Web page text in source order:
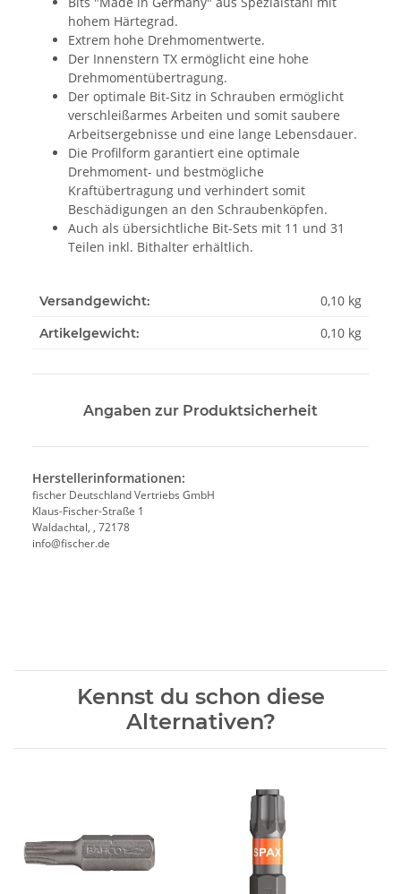
hohem Härtegrad.
Extrem hohe Drehmomentwerte.
Der Innenstern TX ermöglicht eine hohe
Drehmomentübertragung.
Der optimale Bit-Sitz in Schrauben ermöglicht
verschleißarmes Arbeiten und somit saubere
Arbeitsergebnisse und eine lange Lebensdauer.
Die Profilform garantiert eine optimale
Drehmoment- und bestmögliche
Kraftübertragung und verhindert somit
Beschädigungen an den Schraubenköpfen.
Auch als übersichtliche Bit-Sets mit 11 und 31
Teilen inkl. Bithalter erhältlich.
Versandgewicht: 0,10 kg
Artikelgewicht: 0,10 kg
Angaben zur Produktsicherheit
Herstellerinformationen:
fischer Deutschland Vertriebs GmbH
Klaus-Fischer-Straße 1
Waldachtal, , 72178
info@fischer.de
Kennst du schon diese
Alternativen?